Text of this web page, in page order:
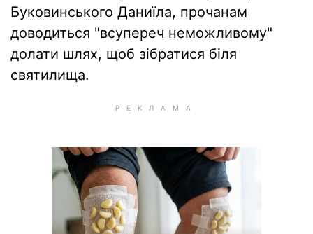
Буковинського Даниїла, прочанам
доводиться "всупереч неможливому"
долати шлях, щоб зібратися біля
святилища.